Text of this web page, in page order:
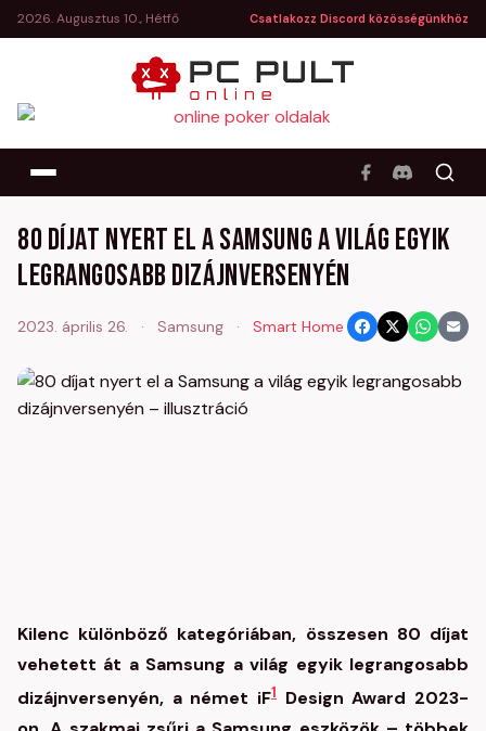
2026. Augusztus 10., Hétfő Csatlakozz Discord közösségünkhöz
80 díjat nyert el a Samsung a világ egyik
legrangosabb dizájnversenyén
2023. április 26. · Samsung · Smart Home
Kilenc különböző kategóriában, összesen 80 díjat
vehetett át a Samsung a világ egyik legrangosabb
dizájnversenyén, a német iF1 Design Award 2023-